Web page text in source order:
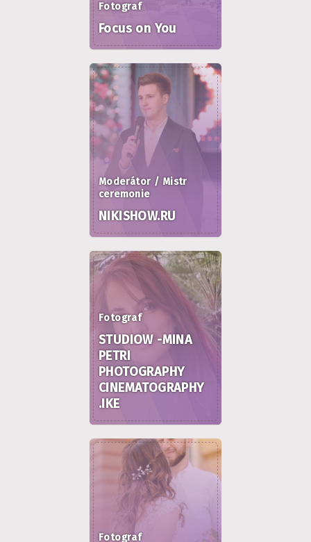
Fotograf
Focus on You
Moderátor / Mistr
ceremonie
NIKISHOW.RU
Fotograf
STUDIOW -MINA
PETRI
PHOTOGRAPHY
CINEMATOGRAPHY
.IKE
Fotograf